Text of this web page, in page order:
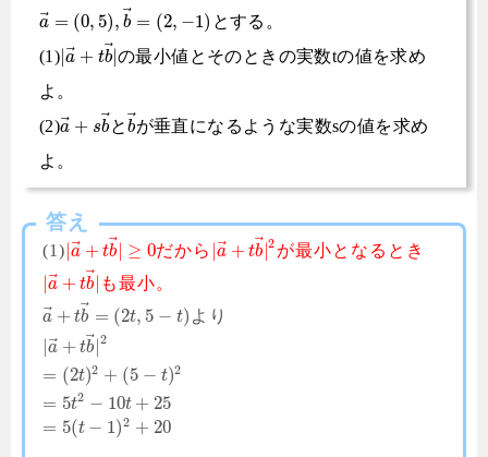
a⃗ = (0, 5), b⃗ = (2, −1) とする。
(1)|a⃗ + tb⃗|の最小値とそのときの実数tの値を求め
よ。
(2)a⃗ + sb⃗とb⃗が垂直になるような実数sの値を求め
よ。
答え
(1)|a⃗ + tb⃗| ≥ 0だから |a⃗ + tb⃗|2 が最小となるとき
|a⃗ + tb⃗| も最小。
a⃗ + tb = (2t, 5 − t) より
a⃗ + tb⃗2
= (2t)2 + (5 − t)2
= 5t2 − 10t + 25
= 5(t − 1)2 + 20